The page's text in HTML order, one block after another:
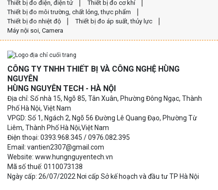
Thiết bị đo điện, điện tử
Thiết bị đo cơ khí
Thiết bị đo môi trường, chất lỏng, thực phẩm
Thiết bị đo nhiệt độ
Thiết bị đo áp suất, thủy lực
Máy nội soi, Camera
CÔNG TY TNHH THIẾT BỊ VÀ CÔNG NGHỆ HÙNG
NGUYÊN
HÙNG NGUYÊN TECH - HÀ NỘI
Địa chỉ: Số nhà 15, Ngõ 85, Tân Xuân, Phường Đông Ngạc, Thành
Phố Hà Nội, Việt Nam
VPGD: Số 1, Ngách 2, Ngõ 56 Đường Lê Quang Đạo, Phường Từ
Liêm, Thành Phố Hà Nội,Việt Nam
Điện thoại: 0393.968.345 / 0976.082.395
Email: vantien2307@gmail.com
Website: www.hungnguyentech.vn
Mã số thuế: 0110073138
Ngày cấp: 26/07/2022 Nơi cấp Sở kế hoạch và đầu tư TP Hà Nội